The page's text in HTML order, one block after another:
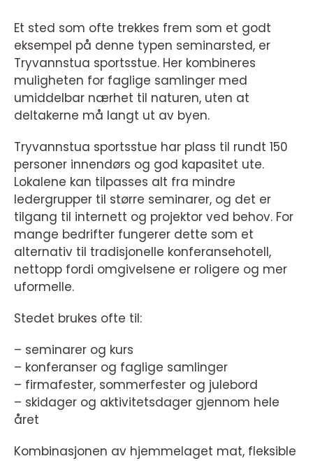
Et sted som ofte trekkes frem som et godt
eksempel på denne typen seminarsted, er
Tryvannstua sportsstue. Her kombineres
muligheten for faglige samlinger med
umiddelbar nærhet til naturen, uten at
deltakerne må langt ut av byen.
Tryvannstua sportsstue har plass til rundt 150
personer innendørs og god kapasitet ute.
Lokalene kan tilpasses alt fra mindre
ledergrupper til større seminarer, og det er
tilgang til internett og projektor ved behov. For
mange bedrifter fungerer dette som et
alternativ til tradisjonelle konferansehotell,
nettopp fordi omgivelsene er roligere og mer
uformelle.
Stedet brukes ofte til:
– seminarer og kurs
– konferanser og faglige samlinger
– firmafester, sommerfester og julebord
– skidager og aktivitetsdager gjennom hele
året
Kombinasjonen av hjemmelaget mat, fleksible